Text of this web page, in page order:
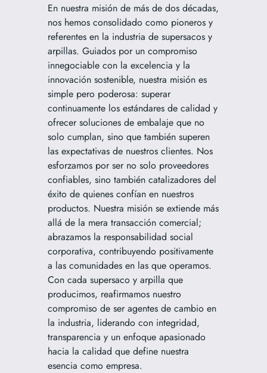
En nuestra misión de más de dos décadas,
nos hemos consolidado como pioneros y
referentes en la industria de supersacos y
arpillas. Guiados por un compromiso
innegociable con la excelencia y la
innovación sostenible, nuestra misión es
simple pero poderosa: superar
continuamente los estándares de calidad y
ofrecer soluciones de embalaje que no
solo cumplan, sino que también superen
las expectativas de nuestros clientes. Nos
esforzamos por ser no solo proveedores
confiables, sino también catalizadores del
éxito de quienes confían en nuestros
productos. Nuestra misión se extiende más
allá de la mera transacción comercial;
abrazamos la responsabilidad social
corporativa, contribuyendo positivamente
a las comunidades en las que operamos.
Con cada supersaco y arpilla que
producimos, reafirmamos nuestro
compromiso de ser agentes de cambio en
la industria, liderando con integridad,
transparencia y un enfoque apasionado
hacia la calidad que define nuestra
esencia como empresa.